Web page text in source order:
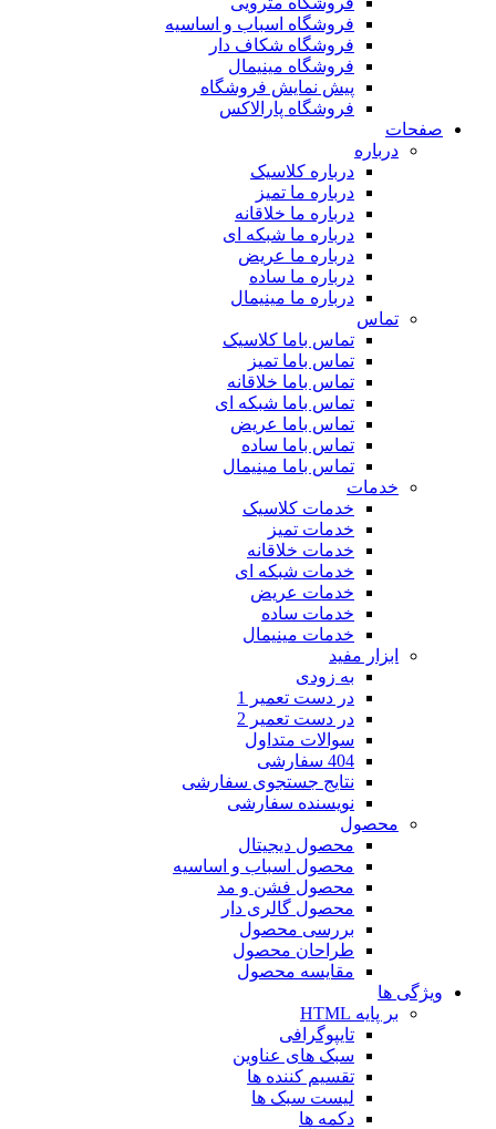
فروشگاه اسباب و اساسیه
فروشگاه شکاف دار
فروشگاه مینیمال
پیش نمایش فروشگاه
فروشگاه پارالاکس
صفحات
درباره
درباره کلاسیک
درباره ما تمیز
درباره ما خلاقانه
درباره ما شبکه ای
درباره ما عریض
درباره ما ساده
درباره ما مینیمال
تماس
تماس باما کلاسیک
تماس باما تمیز
تماس باما خلاقانه
تماس باما شبکه ای
تماس باما عریض
تماس باما ساده
تماس باما مینیمال
خدمات
خدمات کلاسیک
خدمات تمیز
خدمات خلاقانه
خدمات شبکه ای
خدمات عریض
خدمات ساده
خدمات مینیمال
ابزار مفید
به زودی
در دست تعمیر 1
در دست تعمیر 2
سوالات متداول
404 سفارشی
نتایج جستجوی سفارشی
نویسنده سفارشی
محصول
محصول دیجیتال
محصول اسباب و اساسیه
محصول فشن و مد
محصول گالری دار
بررسی محصول
طراحان محصول
مقایسه محصول
ویژگی ها
بر پایه HTML
تایپوگرافی
سبک های عناوین
تقسیم کننده ها
لیست سبک ها
دکمه ها